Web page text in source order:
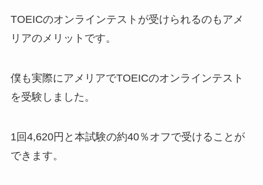
TOEICのオンラインテストが受けられるのもアメ
リアのメリットです。
僕も実際にアメリアでTOEICのオンラインテスト
を受験しました。
1回4,620円と本試験の約40％オフで受けることが
できます。